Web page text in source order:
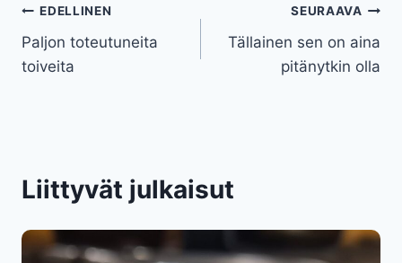
Artikkelien
selaus
EDELLINEN
Paljon toteutuneita
toiveita
SEURAAVA
Tällainen sen on aina
pitänytkin olla
Liittyvät julkaisut